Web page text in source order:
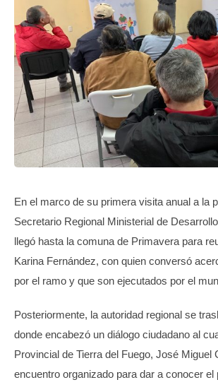
VIDEOS
GALERIA DE FOTOS
APP MÓVIL
TRANSPARENCIA
En el marco de su primera visita anual a la
Secretario Regional Ministerial de
llegó hasta la comuna de Primavera para
Karina Fernández, con quien conversó
por el ramo y que son ejecutados por el
Posteriormente, la autoridad regional se
donde encabezó un diálogo ciudadano al
Provincial de Tierra del Fuego, José
encuentro organizado para dar a conocer